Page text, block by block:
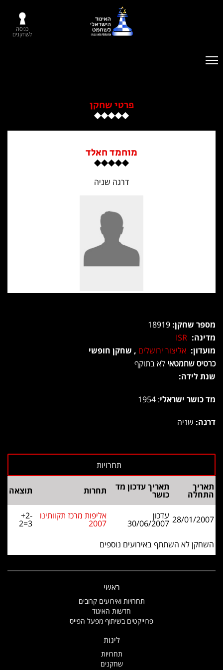
כניסה
לשחקנים
פרטי שחקן
מוחמד חאלד
דרגה שניה
מספר שחקן:
מדינה: ISR
מועדון: אליצור ירושלים , שחקן חופשי
כרטיס שחמטאי לא בתוקף
שנת לידה:
מד כושר ישראלי: 1954
דרגה: שניה
תאריך
התחלה
תאריך עדכון מד
כושר תחרות תוצאה
28/01/2007 עדכון
30/06/2007
אליפות מרכז תקוותינו
2007
+2-
2=3
השחקן לא השתתף באירועים נוספים
ראשי
תחרויות ואירועים קרובים
חדשות האיגוד
פרוייקטים בשיתוף מפעל הפייס
ליגות
תחרויות
שחקנים